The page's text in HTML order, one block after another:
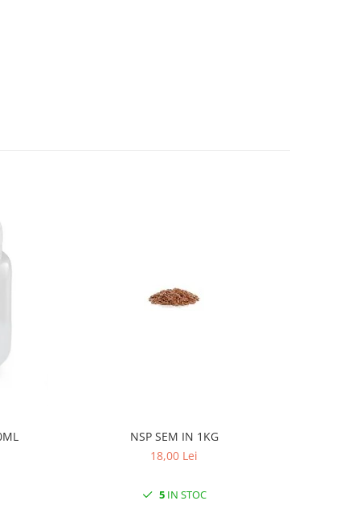
NSP SEM IN 1KG
18,00 Lei
5IN STOC